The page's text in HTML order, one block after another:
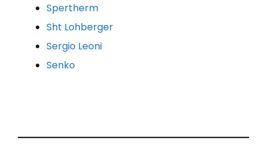
Spertherm
Sht Lohberger
Sergio Leoni
Senko